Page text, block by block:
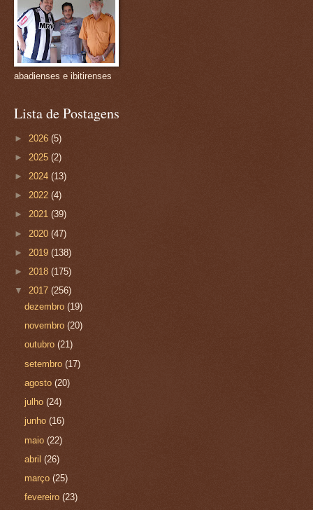
abadienses e ibitirenses
Lista de Postagens
► 2026 (5)
► 2025 (2)
► 2024 (13)
► 2022 (4)
► 2021 (39)
► 2020 (47)
► 2019 (138)
► 2018 (175)
▼ 2017 (256)
dezembro(19)
novembro(20)
outubro(21)
setembro(17)
agosto(20)
julho(24)
junho(16)
maio(22)
abril(26)
março(25)
fevereiro(23)